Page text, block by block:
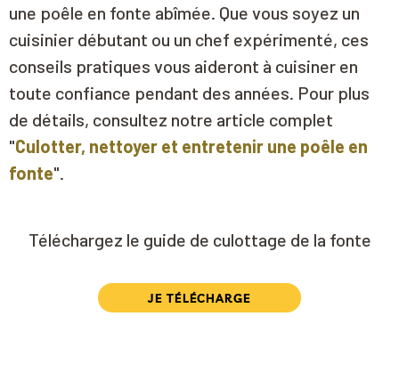
une poêle en fonte abîmée. Que vous soyez un
cuisinier débutant ou un chef expérimenté, ces
conseils pratiques vous aideront à cuisiner en
toute confiance pendant des années. Pour plus
de détails, consultez notre article complet
"Culotter, nettoyer et entretenir une poêle en
fonte".
Téléchargez le guide de culottage de la fonte
JE TÉLÉCHARGE